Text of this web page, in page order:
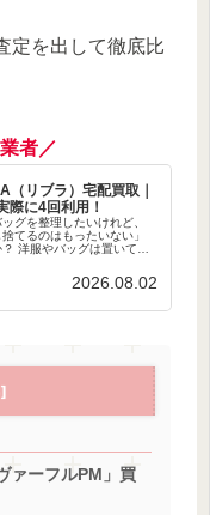
定を出して徹底比
者／
（リブラ）宅配買取｜
際に4回利用！
グを整理したいけれど、
てるのはもったいない」
てお
よう」と不安で迷ってい
コミを調べつつ、私が4回
2026.08.02
ァーフルPM」買